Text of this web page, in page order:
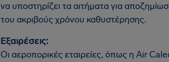
να υποστηρίζει τα αιτήματα για
του ακριβούς χρόνου καθυστέρησης.
Εξαιρέσεις:
Οι αεροπορικές εταιρείες, όπως η Air